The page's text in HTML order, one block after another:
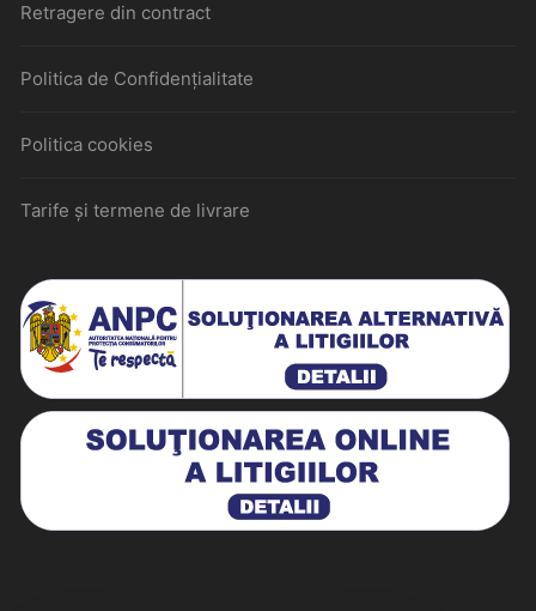
Retragere din contract
Politica de Confidențialitate
Politica cookies
Tarife și termene de livrare